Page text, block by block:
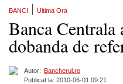
BANCI Ultima Ora
Banca
dobanda de
Autor: Bancherul.ro
Publicat la: 2010-06-01 09:21